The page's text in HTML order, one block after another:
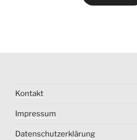
Kontakt
Impressum
Datenschutzerklärung